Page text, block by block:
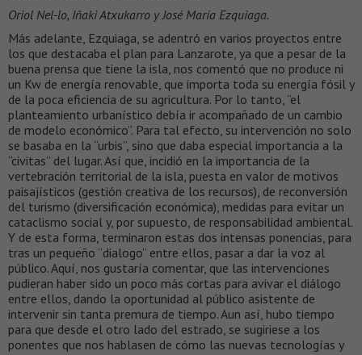
Oriol Nel-lo, Iñaki Atxukarro y José María Ezquiaga.
Más adelante, Ezquiaga, se adentró en varios proyectos entre
los que destacaba el plan para Lanzarote, ya que a pesar de la
buena prensa que tiene la isla, nos comentó que no produce ni
un Kw de energía renovable, que importa toda su energía fósil y
de la poca eficiencia de su agricultura. Por lo tanto, “el
planteamiento urbanístico debía ir acompañado de un cambio
de modelo económico”. Para tal efecto, su intervención no solo
se basaba en la “urbis”, sino que daba especial importancia a la
“civitas” del lugar. Así que, incidió en la importancia de la
vertebración territorial de la isla, puesta en valor de motivos
paisajísticos (gestión creativa de los recursos), de reconversión
del turismo (diversificación económica), medidas para evitar un
cataclismo social y, por supuesto, de responsabilidad ambiental.
Y de esta forma, terminaron estas dos intensas ponencias, para
tras un pequeño “dialogo” entre ellos, pasar a dar la voz al
público. Aquí, nos gustaría comentar, que las intervenciones
pudieran haber sido un poco más cortas para avivar el diálogo
entre ellos, dando la oportunidad al público asistente de
intervenir sin tanta premura de tiempo. Aun así, hubo tiempo
para que desde el otro lado del estrado, se sugiriese a los
ponentes que nos hablasen de cómo las nuevas tecnologías y